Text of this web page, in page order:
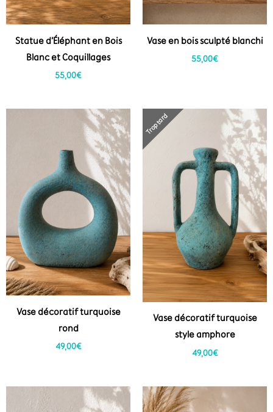
Statue d’Éléphant en Bois
Blanc et Coquillages
55,00€
Vase en bois sculpté blanchi
55,00€
Vase décoratif turquoise
rond
49,00€
Trop tard
Vase décoratif turquoise
style amphore
49,00€